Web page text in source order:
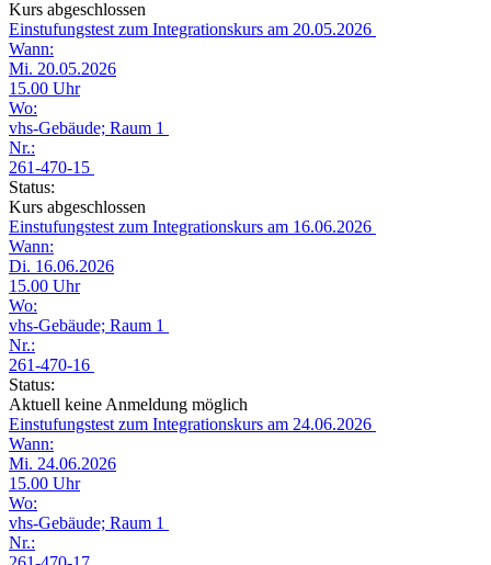
Kurs abgeschlossen
Einstufungstest zum Integrationskurs am 20.05.2026
Wann:
Mi. 20.05.2026
15.00 Uhr
Wo:
vhs-Gebäude; Raum 1
Nr.:
261-470-15
Status:
Kurs abgeschlossen
Einstufungstest zum Integrationskurs am 16.06.2026
Wann:
Di. 16.06.2026
15.00 Uhr
Wo:
vhs-Gebäude; Raum 1
Nr.:
261-470-16
Status:
Aktuell keine Anmeldung möglich
Einstufungstest zum Integrationskurs am 24.06.2026
Wann:
Mi. 24.06.2026
15.00 Uhr
Wo:
vhs-Gebäude; Raum 1
Nr.: